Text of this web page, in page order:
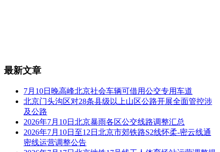
最新文章
7月10日晚高峰北京社会车辆可借用公交专用车道
北京门头沟区对28条县级以上山区公路开展全面管控涉
及公路
2026年7月10日北京暴雨各区公交线路调整汇总
2026年7月10日至12日北京市郊铁路S2线怀柔-密云线通
密线运营调整公告